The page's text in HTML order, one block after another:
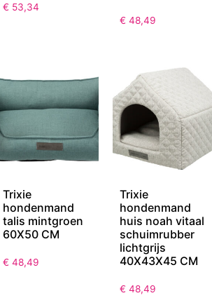
€ 53,34
€ 48,49
Trixie
hondenmand
talis mintgroen
60X50 CM
€ 48,49
Trixie
hondenmand
huis noah vitaal
schuimrubber
lichtgrijs
40X43X45 CM
€ 48,49